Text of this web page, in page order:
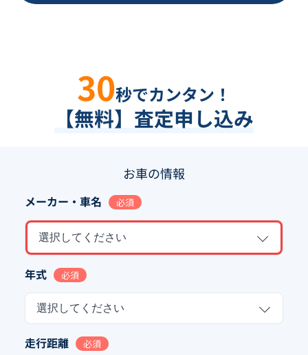
30秒でカンタン！
【無料】査定申し込み
お車の情報
メーカー・車名 必須
選択してください
年式 必須
選択してください
走行距離 必須